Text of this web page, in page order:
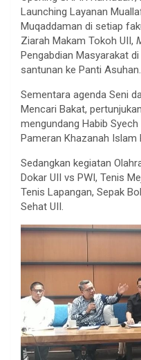
Launching Layanan
Muqaddaman di setiap
Ziarah Makam Tokoh UII,
Pengabdian Masyarakat
santunan ke Panti Asuhan.
Sementara agenda Seni
Mencari Bakat,
mengundang Habib
Pameran Khazanah Islam
Sedangkan kegiatan
Dokar UII vs PWI, Tenis
Tenis Lapangan, Sepak
Sehat UII.